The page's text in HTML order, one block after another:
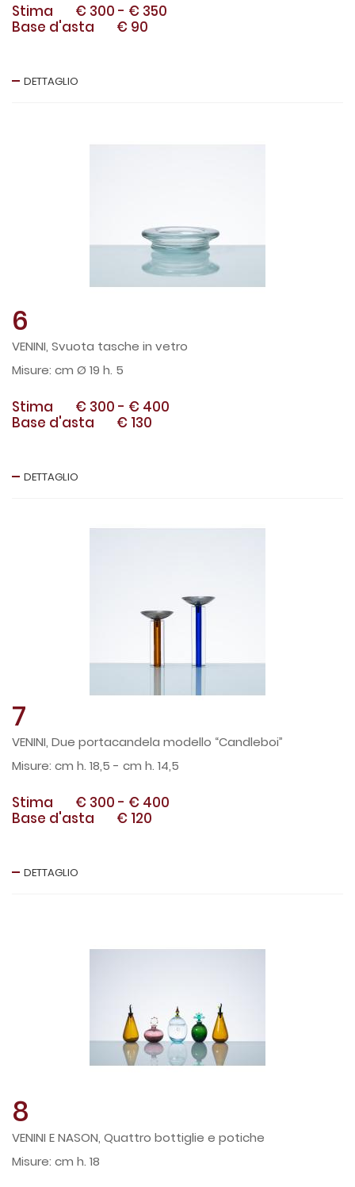
Stima € 300 - € 350
Base d'asta
€ 90
DETTAGLIO
6
VENINI, Svuota tasche in vetro
cm Ø 19 h. 5
Stima € 300 - € 400
Base d'asta
€ 130
DETTAGLIO
7
VENINI, Due portacandela modello “Candleboi”
cm h. 18,5 - cm h. 14,5
Stima € 300 - € 400
Base d'asta
€ 120
DETTAGLIO
8
VENINI E NASON, Quattro bottiglie e potiche
cm h. 18